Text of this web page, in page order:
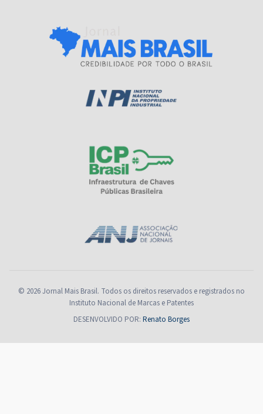
© 2026 Jornal Mais Brasil. Todos os direitos reservados e registrados no
Instituto Nacional de Marcas e Patentes
DESENVOLVIDO POR: Renato Borges